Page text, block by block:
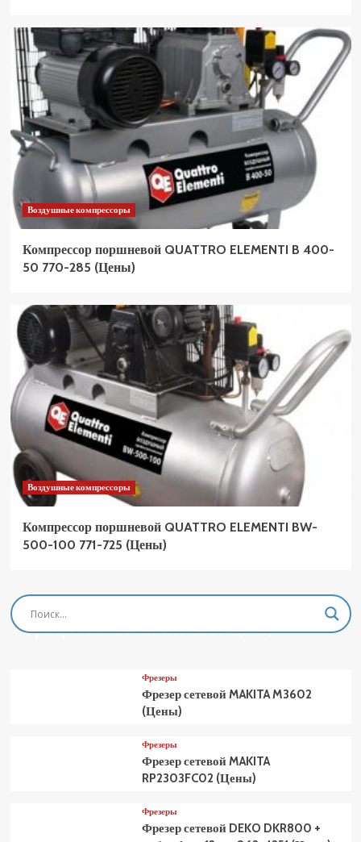
Воздушные компрессоры
Компрессор поршневой QUATTRO ELEMENTI B 400-
50 770-285 (Цены)
Воздушные компрессоры
Компрессор поршневой QUATTRO ELEMENTI BW-
500-100 771-725 (Цены)
Фрезеры
Фрезер сетевой MAKITA M3601 (Цены)
Фрезеры
Фрезер сетевой MAKITA M3602
(Цены)
Фрезеры
Фрезер сетевой MAKITA
RP2303FC02 (Цены)
Фрезеры
Фрезер сетевой DEKO DKR800 +